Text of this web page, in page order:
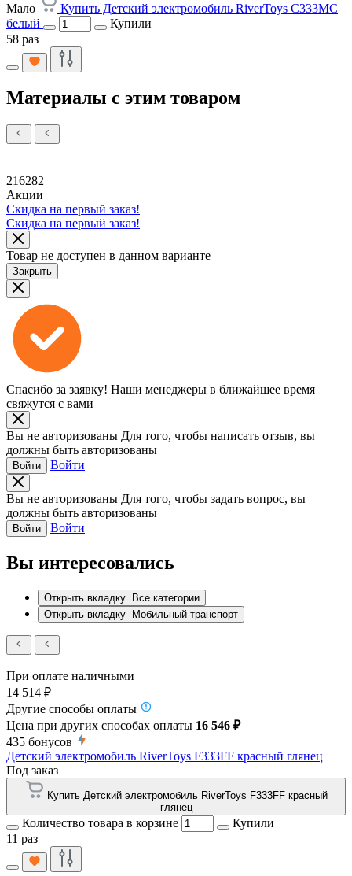
Мало
Купить Детский электромобиль RiverToys C333MC
белый
Купили
58 раз
Материалы с этим товаром
216282
Акции
Скидка на первый заказ!
Скидка на первый заказ!
Товар не доступен в данном варианте
Закрыть
Спасибо за заявку! Наши менеджеры в ближайшее время
свяжутся с вами
Вы не авторизованы Для того, чтобы написать отзыв, вы
должны быть авторизованы
Войти Войти
Вы не авторизованы Для того, чтобы задать вопрос, вы
должны быть авторизованы
Войти Войти
Вы интересовались
Открыть вкладку
Все категории
Открыть вкладку
Мобильный транспорт
При оплате наличными
14 514 ₽
Другие способы оплаты
Цена при других способах оплаты 16 546 ₽
435 бонусов
Детский электромобиль RiverToys F333FF красный глянец
Под заказ
Купить Детский электромобиль RiverToys F333FF красный
глянец
Количество товара в корзине
Купили
11 раз